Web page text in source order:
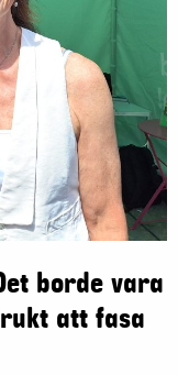
borde vara
att fasa